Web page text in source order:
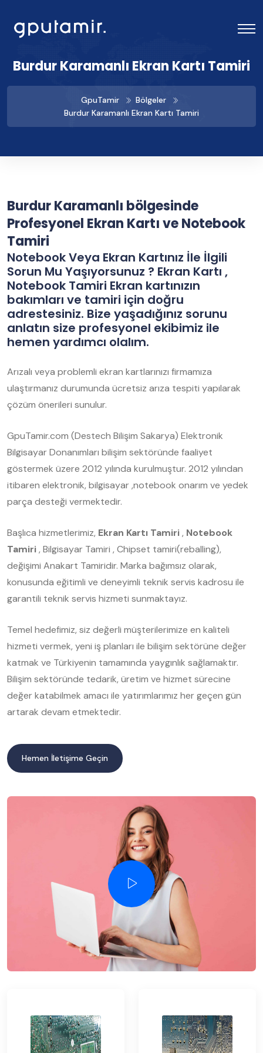
Burdur Karamanlı Ekran Kartı Tamiri
GpuTamir
Bölgeler
Burdur Karamanlı Ekran Kartı Tamiri
Burdur Karamanlı bölgesinde
Profesyonel Ekran Kartı ve Notebook
Tamiri
Notebook Veya Ekran Kartınız İle İlgili
Sorun Mu Yaşıyorsunuz ? Ekran Kartı ,
Notebook Tamiri Ekran kartınızın
bakımları ve tamiri için doğru
adrestesiniz. Bize yaşadığınız sorunu
anlatın size profesyonel ekibimiz ile
hemen yardımcı olalım.
Arızalı veya problemli ekran kartlarınızı firmamıza
ulaştırmanız durumunda ücretsiz arıza tespiti yapılarak
çözüm önerileri sunulur.
GpuTamir.com (Destech Bilişim Sakarya) Elektronik
Bilgisayar Donanımları bilişim sektöründe faaliyet
göstermek üzere 2012 yılında kurulmuştur. 2012 yılından
itibaren elektronik, bilgisayar ,notebook onarım ve yedek
parça desteği vermektedir.
Başlıca hizmetlerimiz, Ekran Kartı Tamiri, Notebook
Tamiri, Bilgisayar Tamiri , Chipset tamiri(reballing),
değişimi Anakart Tamiridir. Marka bağımsız olarak,
konusunda eğitimli ve deneyimli teknik servis kadrosu ile
garantili teknik servis hizmeti sunmaktayız.
Temel hedefimiz, siz değerli müşterilerimize en kaliteli
hizmeti vermek, yeni iş planları ile bilişim sektörüne değer
katmak ve Türkiyenin tamamında yaygınlık sağlamaktır.
Bilişim sektöründe tedarik, üretim ve hizmet sürecine
değer katabilmek amacı ile yatırımlarımız her geçen gün
artarak devam etmektedir.
Hemen İletişime Geçin